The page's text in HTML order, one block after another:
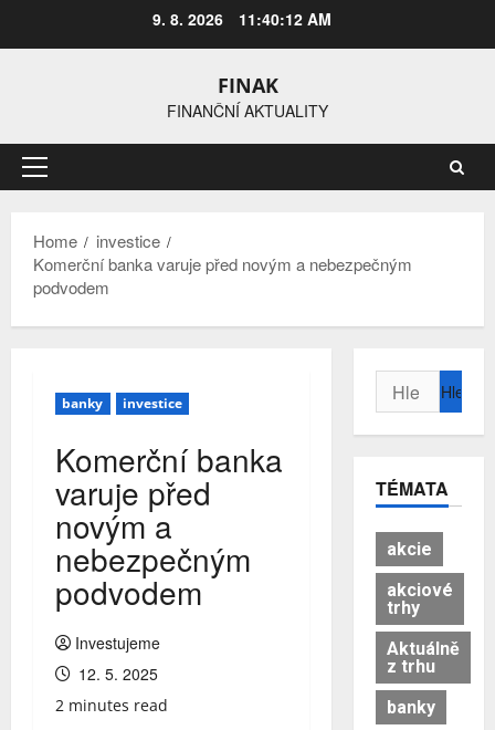
content
9. 8. 2026 11:40:12 AM
FINAK
FINANČNÍ AKTUALITY
Primary
Home
investice
Komerční banka varuje před novým a nebezpečným
podvodem
banky investice
Komerční banka
varuje před
novým a
nebezpečným
podvodem
Investujeme
12. 5. 2025
2 minutes read
Vyhledávání
TÉMATA
akcie
akciové
trhy
Aktuálně
z trhu
banky